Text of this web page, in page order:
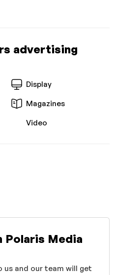
advertising
Display
Magazines
Video
Media
us and our team will get